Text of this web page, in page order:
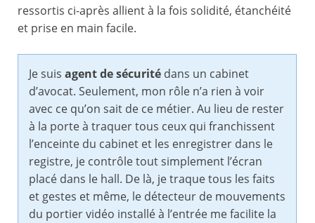
ressortis ci-après allient à la fois solidité, étanchéité
et prise en main facile.
Je suis agent de sécurité dans un cabinet
d’avocat. Seulement, mon rôle n’a rien à voir
avec ce qu’on sait de ce métier. Au lieu de rester
à la porte à traquer tous ceux qui franchissent
l’enceinte du cabinet et les enregistrer dans le
registre, je contrôle tout simplement l’écran
placé dans le hall. De là, je traque tous les faits
et gestes et même, le détecteur de mouvements
du portier vidéo installé à l’entrée me facilite la